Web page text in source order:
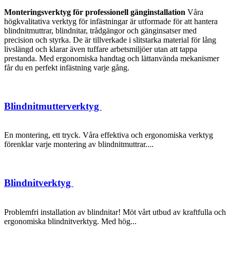
Monteringsverktyg för professionell gänginstallation Våra
högkvalitativa verktyg för infästningar är utformade för att hantera
blindnitmuttrar, blindnitar, trådgängor och gänginsatser med
precision och styrka. De är tillverkade i slitstarka material för lång
livslängd och klarar även tuffare arbetsmiljöer utan att tappa
prestanda. Med ergonomiska handtag och lättanvända mekanismer
får du en perfekt infästning varje gång.
Blindnitmutterverktyg
En montering, ett tryck. Våra effektiva och ergonomiska verktyg
förenklar varje montering av blindnitmuttrar....
Blindnitverktyg
Problemfri installation av blindnitar! Möt vårt utbud av kraftfulla och
ergonomiska blindnitverktyg. Med hög...